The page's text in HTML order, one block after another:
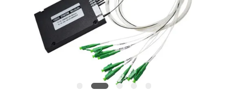
DEMANDEZ
UN DEVIS